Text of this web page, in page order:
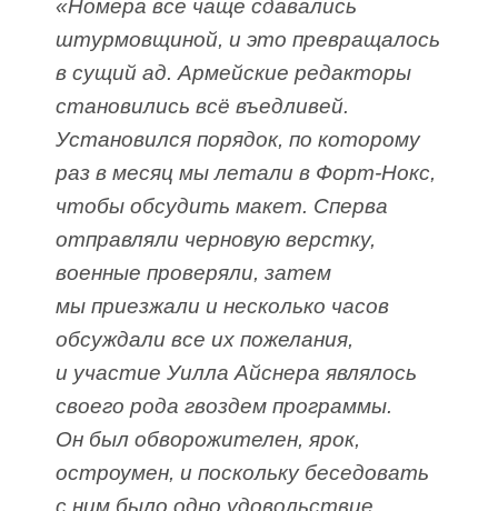
«Номера все чаще сдавались
штурмовщиной, и это превращалось
в сущий ад. Армейские редакторы
становились всё въедливей.
Установился порядок, по которому
раз в месяц мы летали в Форт-Нокс,
чтобы обсудить макет. Сперва
отправляли черновую верстку,
военные проверяли, затем
мы приезжали и несколько часов
обсуждали все их пожелания,
и участие Уилла Айснера являлось
своего рода гвоздем программы.
Он был обворожителен, ярок,
остроумен, и поскольку беседовать
с ним было одно удовольствие,